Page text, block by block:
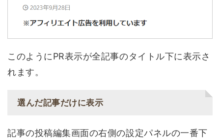
このようにPR表示が全記事のタイトル下に表示さ
れます。
選んだ記事だけに表示
記事の投稿編集画面の右側の設定パネルの一番下